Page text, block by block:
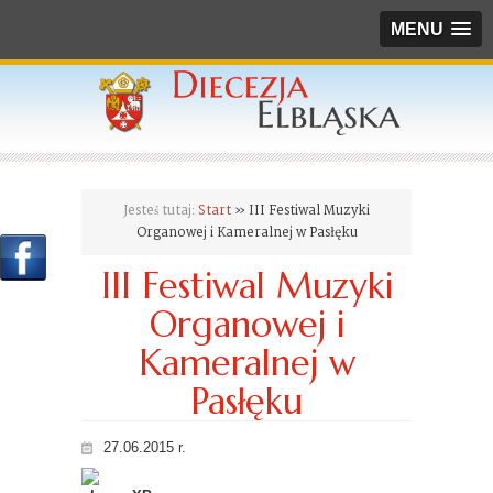
MENU
Jesteś tutaj: Start » III Festiwal Muzyki
Organowej i Kameralnej w Pasłęku
III Festiwal Muzyki
Organowej i
Kameralnej w
Pasłęku
27.06.2015 r.